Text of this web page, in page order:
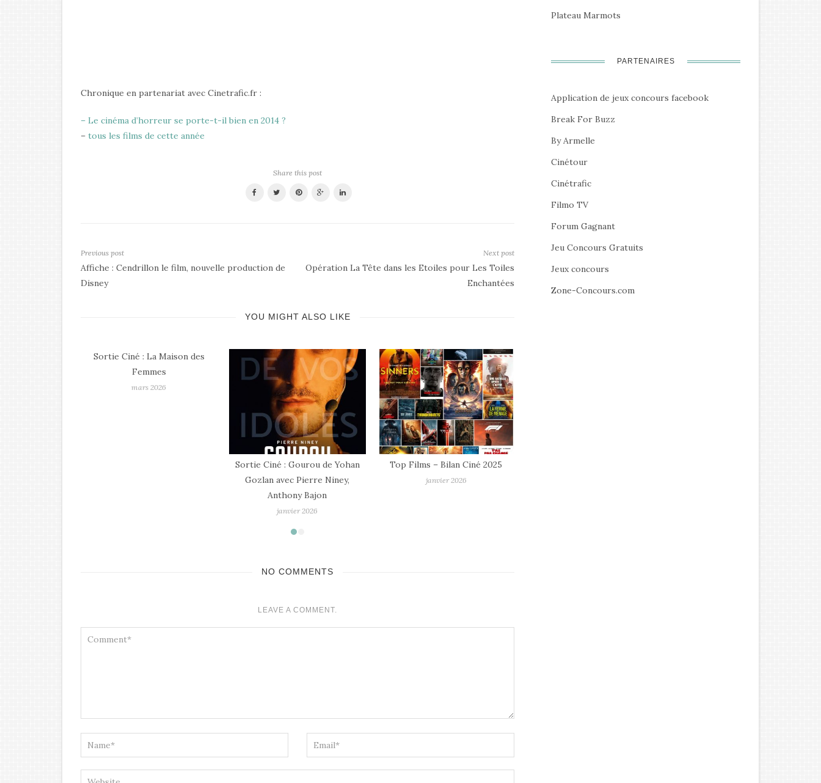
Chronique en partenariat avec Cinetrafic.fr :
– Le cinéma d’horreur se porte-t-il bien en 2014 ?
– tous les films de cette année
Share this post
Previous post
Affiche : Cendrillon le film, nouvelle production de
Disney
Next post
Opération La Tête dans les Etoiles pour Les Toiles
Enchantées
YOU MIGHT ALSO LIKE
Top Films – Bilan Ciné 2025
janvier 2026
Sortie Ciné : Zootopie 2
décembre 2025
NO COMMENTS
LEAVE A COMMENT.
Plateau Marmots
PARTENAIRES
Application de jeux concours facebook
Break For Buzz
By Armelle
Cinétour
Cinétrafic
Filmo TV
Forum Gagnant
Jeu Concours Gratuits
Jeux concours
Zone-Concours.com